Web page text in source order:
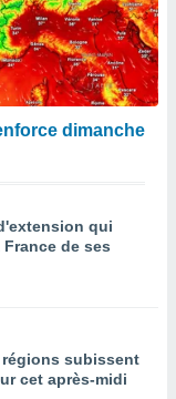
dimanche
qui
de ses
régions subissent
cet après-midi